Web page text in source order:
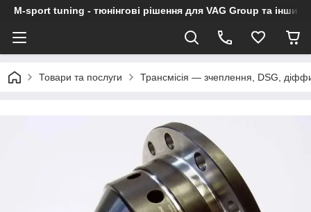
M-sport tuning - тюнінгові рішення для VAG Group та інших
Товари та послуги Трансмісія — зчеплення, DSG,